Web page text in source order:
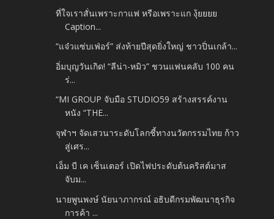
ที่ใจเราสั่นเพราะกาแฟ หรือเพราะแก งุ้ยยยย
Caption...
“แจ๋วแซ่บเฟ่อร์” ส่งท้ายปีสุดยิ่งใหญ่ ชาวปิ่นเกล้า...
อิ่มบุญวันเกิด! “ลีน่า-หมิว” ชวนแฟนคลับ 100 คน
ร่...
“MI GROUP จับมือ STUDIO59 สร้างสรรค์งาน
หนัง “THE...
จุฬาฯ จัดเสวนาระดับโลกชี้ทางนวัตกรรมไทย ก้าว
สู่เศร...
เอ็ม บี เค เซ็นเตอร์ เปิดไฟประดับต้นคริสต์มาส
จับม...
นายพูนพงษ์ นัยนาภากรณ์ อธิบดีกรมพัฒนาธุรกิจ
การค้า ...